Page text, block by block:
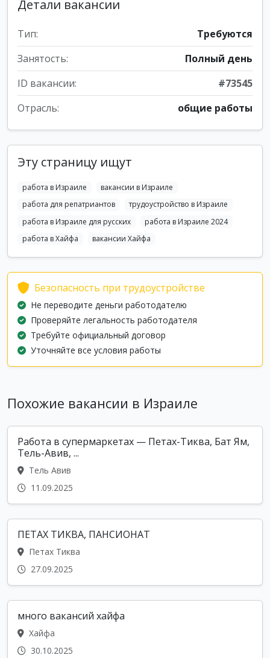
Детали вакансии
Тип:
Требуются
Занятость:
Полный день
ID вакансии:
#73545
Отрасль:
общие работы
Эту страницу ищут
работа в Израиле
вакансии в Израиле
работа для репатриантов
трудоустройство в Израиле
работа в Израиле для русских
работа в Израиле 2024
работа в Хайфа
вакансии Хайфа
Безопасность при трудоустройстве
Не переводите деньги работодателю
Проверяйте легальность работодателя
Требуйте официальный договор
Уточняйте все условия работы
Похожие вакансии в Израиле
Работа в супермаркетах — Петах-Тиква, Бат Ям,
Тель-Авив, ...
Тель Авив
11.09.2025
ПЕТАХ ТИКВА, ПАНСИОНАТ
Петах Тиква
27.09.2025
много вакансий хайфа
Хайфа
30.10.2025